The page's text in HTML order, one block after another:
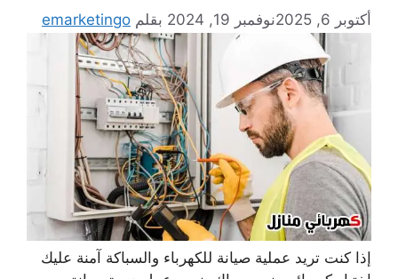
أكتوبر 6, 2025 نوفمبر 19, 2024 بقلم emarketingo
إذا كنت تريد عملية صيانة للكهرباء والسباكة آمنة عليك